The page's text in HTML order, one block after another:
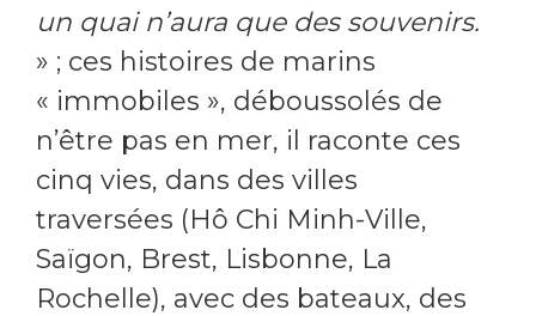
un quai n’aura que des souvenirs.
» ; ces histoires de marins
« immobiles », déboussolés de
n’être pas en mer, il raconte ces
cinq vies, dans des villes
traversées (Hô Chi Minh-Ville,
Saïgon, Brest, Lisbonne, La
Rochelle), avec des bateaux, des